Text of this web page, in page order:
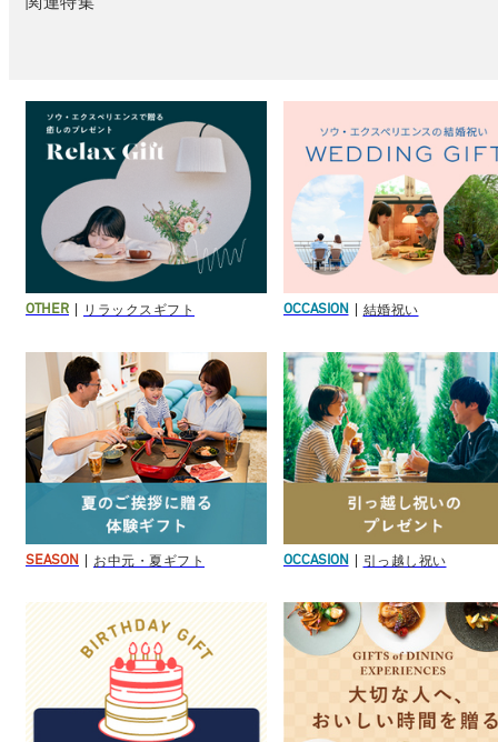
OTHER リラックスギフト OCCASION 結婚祝い
SEASON お中元・夏ギフト OCCASION 引っ越し祝い